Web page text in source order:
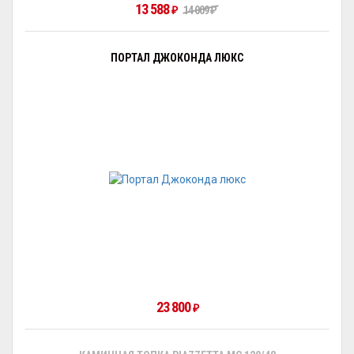
13 588₽ 14 009₽
ПОРТАЛ ДЖОКОНДА ЛЮКС
23 800₽